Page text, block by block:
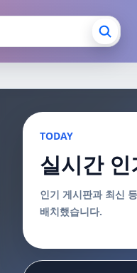
TODAY
실시간 인
인기 게시판과 최신
배치했습니다.